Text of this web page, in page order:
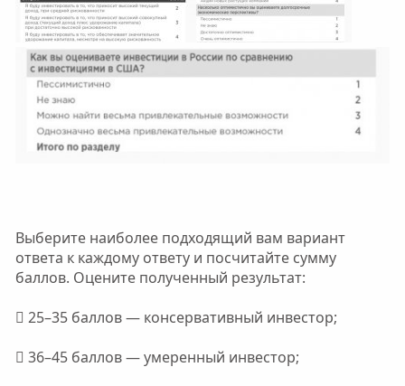
Выберите наиболее подходящий вам вариант
ответа к каждому ответу и посчитайте сумму
баллов. Оцените полученный результат:
 25–35 баллов — консервативный инвестор;
 36–45 баллов — умеренный инвестор;